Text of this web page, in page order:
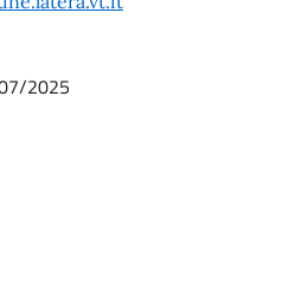
2025